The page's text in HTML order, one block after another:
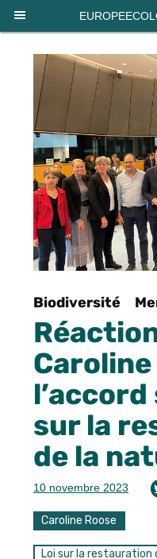
Biodiversité
sur la
de la
10 novembre 2023
Caroline Roose
Loi sur la restauration